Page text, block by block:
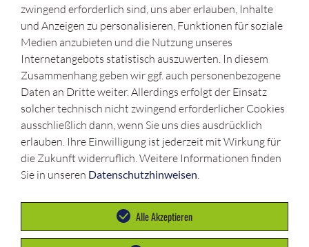
Service
Kundenportal
Karriere
Netzbetreiber
Baustellen
Online-Netzplanauskunft
Veröffentlichungspflichten
zwingend erforderlich sind, uns aber erlauben, Inhalte
und Anzeigen zu personalisieren, Funktionen für soziale
Medien anzubieten und die Nutzung unseres
Internetangebots statistisch auszuwerten. In diesem
Zusammenhang geben wir ggf. auch personenbezogene
Daten an Dritte weiter. Allerdings erfolgt der Einsatz
solcher technisch nicht zwingend erforderlicher Cookies
ausschließlich dann, wenn Sie uns dies ausdrücklich
erlauben. Ihre Einwilligung ist jederzeit mit Wirkung für
die Zukunft widerruflich. Weitere Informationen finden
Sie in unseren Datenschutzhinweisen.
Alle Akzeptieren